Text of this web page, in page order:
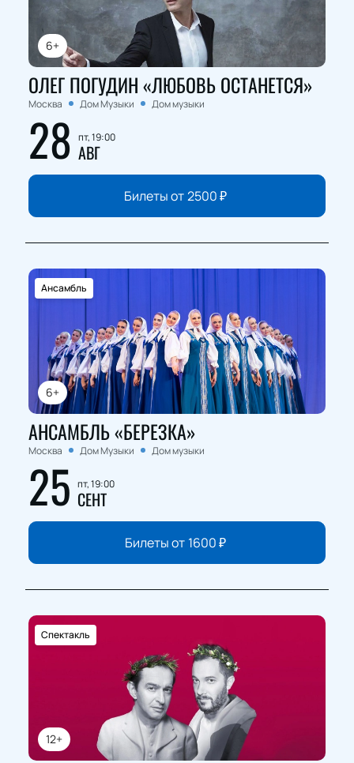
6+
ОЛЕГ ПОГУДИН «ЛЮБОВЬ ОСТАНЕТСЯ»
Москва Дом Музыки Дом музыки
28 пт, 19:00
АВГ
Билеты от2500₽
6+
Ансамбль
АНСАМБЛЬ «БЕРЕЗКА»
Москва Дом Музыки Дом музыки
25 пт, 19:00
СЕНТ
Билеты от 1600₽
12+
Спектакль